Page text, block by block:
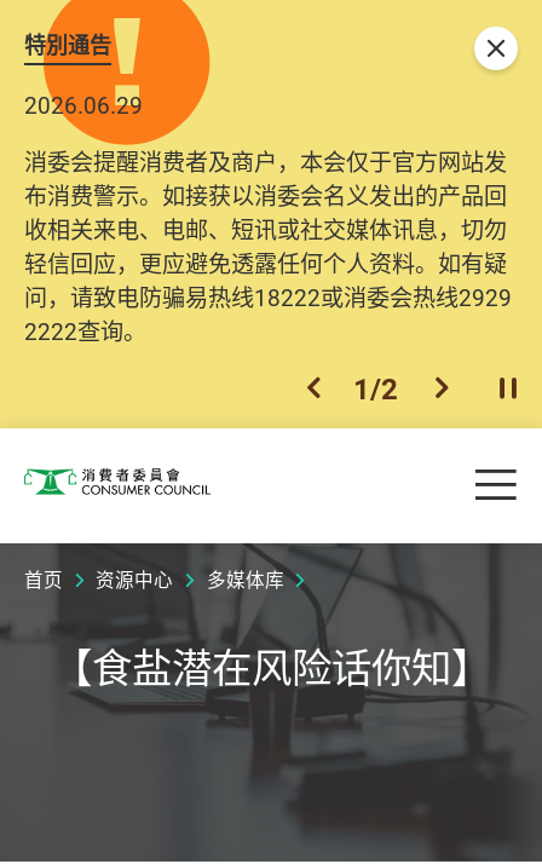
特別通告
2026.06.29
消委会提醒消费者及商户，本会仅于官方网站发
布消费警示。如接获以消委会名义发出的产品回
收相关来电、电邮、短讯或社交媒体讯息，切勿
轻信回应，更应避免透露任何个人资料。如有疑
问，请致电防骗易热线18222或消委会热线2929
2222查询。
上一个
1/2 下一个开
关闭
消费者委员会 目
首页 资源中心 多媒体库
【食盐潜在风险话你知】